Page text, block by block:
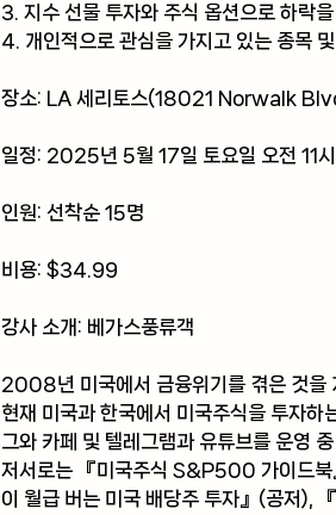
3. 지수 선물 투자와 주식 옵션으로 하락
4. 개인적으로 관심을 가지고 있는 종목
장소: LA 세리토스(18021 Norwalk
일정: 2025년 5월 17일 토요일 오전 11
인원: 선착순 15명
비용: $34.99
강사 소개: 베가스풍류객
2008년 미국에서 금융위기를 겪은 것을
현재 미국과 한국에서 미국주식을 투자하
그와 카페 및 텔레그램과 유튜브를 운영 중
저서로는 『미국주식 S&P500 가이드
이 월급 버는 미국 배당주 투자』(공저),